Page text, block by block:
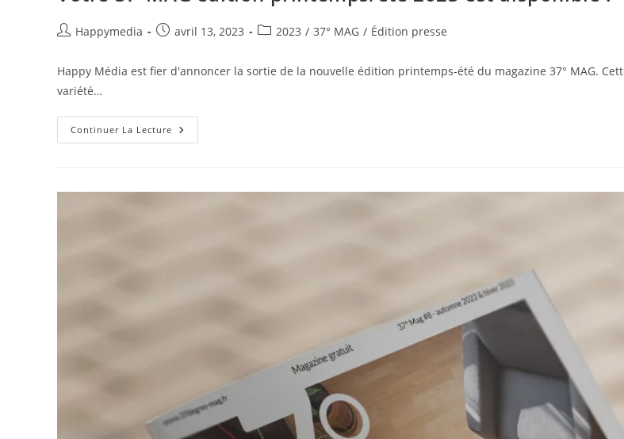
Happymedia avril 13, 2023 2023 / 37° MAG / Édition presse
Happy Média est fier d'annoncer la sortie de la nouvelle édition printemps-été du magazine 37° MAG.
variété…
Continuer La Lecture